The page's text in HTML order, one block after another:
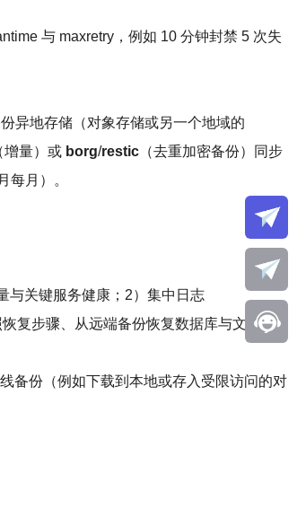
与 maxretry，例如 10 分钟封禁 5 次失
异地存储（对象存储或另一个地域的
增量）或 borg/restic （去重加密备份）同步
每月）。
与关键服务健康；2）集中日志
复步骤、从远端备份恢复数据库与文件、
备份（例如下载到本地或存入受限访问的对